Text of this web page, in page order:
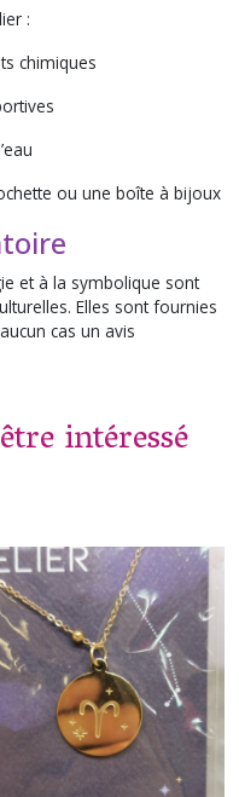
:
chimiques
ou une boîte à bijoux
et à la symbolique sont
Elles sont fournies
cas un avis
intéressé